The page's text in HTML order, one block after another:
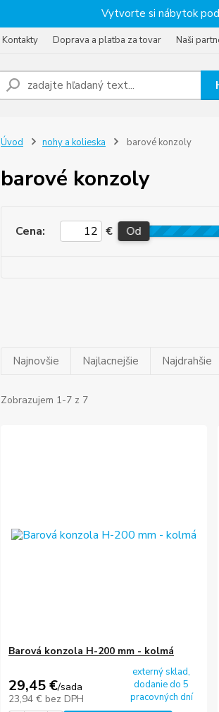
Vytvorte si nábytok
Kontakty Doprava a platba za tovar Naši
Úvod nohy a kolieska barové konzoly
barové konzoly
Cena: € Od
Najnovšie Najlacnejšie Najdrahšie
Zobrazujem 1-7 z 7
Barová konzola H-200 mm - kolmá
29,45 €/sada
23,94 € bez DPH
externý sklad,
dodanie do 5
pracovných dní